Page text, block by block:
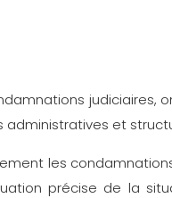
judiciaires,
et
les
précise de la